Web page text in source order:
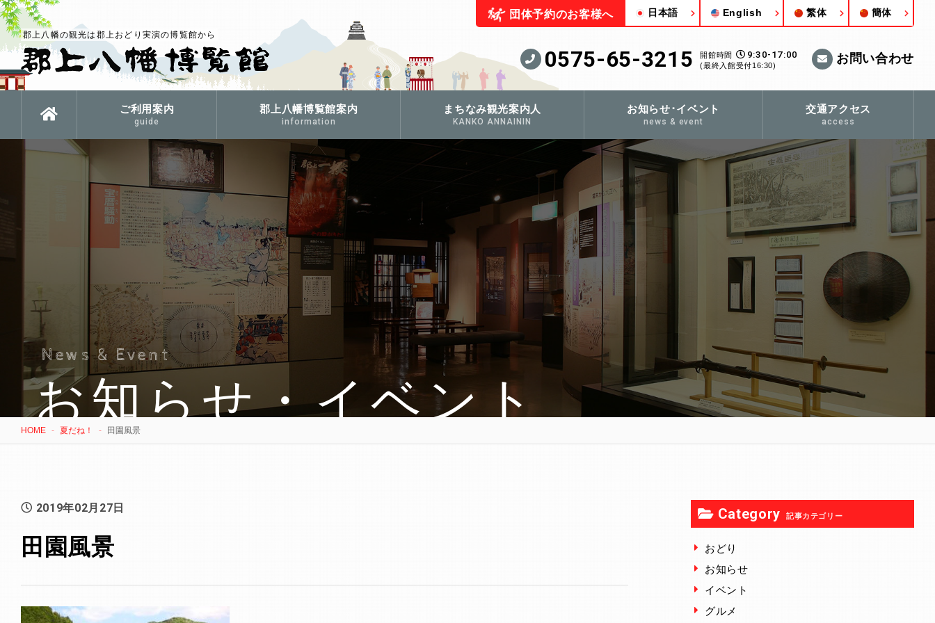
郡上八幡の観光は郡上おどり実演の博覧館から
団体予約のお客様へ 日本語 English 繁体 簡体
0575-65-3215 開館時間 9:30-17:00
(最終入館受付16:30) お問い合わせ
ご利用案内
guide
郡上八幡博覧館案内
information
まちなみ観光案内人
KANKO ANNAININ
お知らせ･イベント
news & event
交通アクセス
access
News & Event
お知らせ・イベント
HOME 夏だね！ 田園風景
2019年02月27日
田園風景
Category 記事カテゴリー
おどり
お知らせ
イベント
グルメ